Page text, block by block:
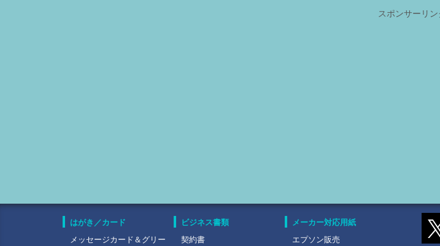
スポンサーリン
はがき／カード
メッセージカード＆グリー
ビジネス書類
契約書
メーカー対応用紙
エプソン販売